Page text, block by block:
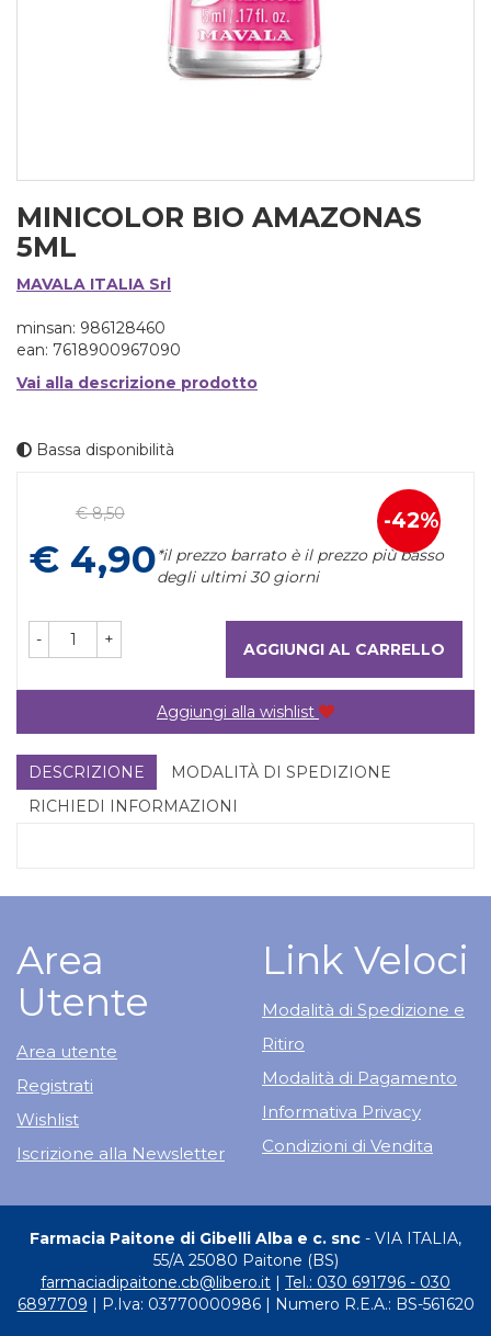
MINICOLOR BIO AMAZONAS
5ML
MAVALA ITALIA Srl
minsan: 986128460
ean: 7618900967090
Vai alla descrizione prodotto
Bassa disponibilità
Sconto
del
42%
€ 8,50
Prezzo
scontato
€ 4,90*il prezzo barrato è il prezzo più basso
degli ultimi 30 giorni
- + AGGIUNGI AL CARRELLO
Aggiungi alla wishlist
DESCRIZIONE
MODALITÀ DI SPEDIZIONE
RICHIEDI INFORMAZIONI
Area
Utente
Area utente
Registrati
Wishlist
Iscrizione alla Newsletter
Link Veloci
Modalità di Spedizione e
Ritiro
Modalità di Pagamento
Informativa Privacy
Condizioni di Vendita
Farmacia Paitone di Gibelli Alba e c. snc - VIA ITALIA,
55/A 25080 Paitone (BS)
farmaciadipaitone.cb@libero.it
Tel.: 030 691796 - 030
6897709 | P.Iva: 03770000986 | Numero R.E.A.: BS-561620